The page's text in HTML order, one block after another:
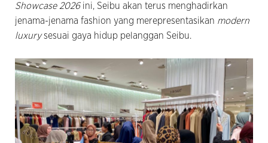
Showcase 2026ini, Seibu akan terus menghadirkan
jenama-jenama fashion yang merepresentasikan modern
luxurysesuai gaya hidup pelanggan Seibu.